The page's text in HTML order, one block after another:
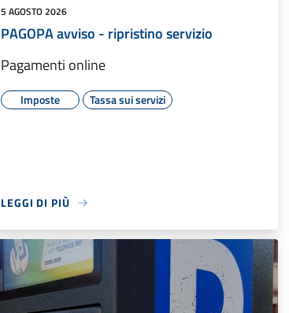
5 AGOSTO 2026
PAGOPA avviso - ripristino servizio
Pagamenti online
Imposte Tassa sui servizi
LEGGI DI PIÙ